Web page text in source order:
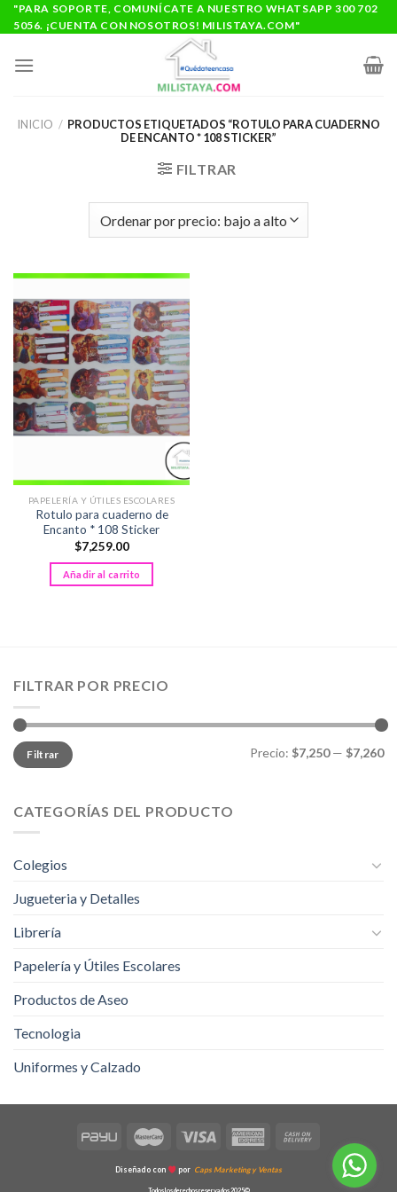
Saltar
al
"PARA SOPORTE, COMUNÍCATE A NUESTRO WHATSAPP 300 702
5056. ¡CUENTA CON NOSOTROS! MILISTAYA.COM"
INICIO / PRODUCTOS ETIQUETADOS “ROTULO PARA CUADERNO
DE ENCANTO * 108 STICKER”
FILTRAR
PAPELERÍA Y ÚTILES ESCOLARES
Rotulo para cuaderno de
Encanto * 108 Sticker
$7,259.00
Añadir al carrito
FILTRAR POR PRECIO
Precio
mínimo
Precio
máximo
Filtrar Precio: $7,250— $7,260
CATEGORÍAS DEL PRODUCTO
Colegios
Jugueteria y Detalles
Librería
Papelería y Útiles Escolares
Productos de Aseo
Tecnologia
Uniformes y Calzado
Diseñado con por Caps Marketing y Ventas